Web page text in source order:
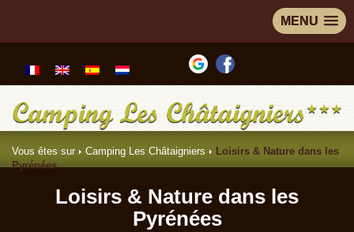
MENU
Vous êtes sur Camping Les Châtaigniers
Loisirs & Nature dans les
Pyrénées
Loisirs & Nature dans les
Pyrénées